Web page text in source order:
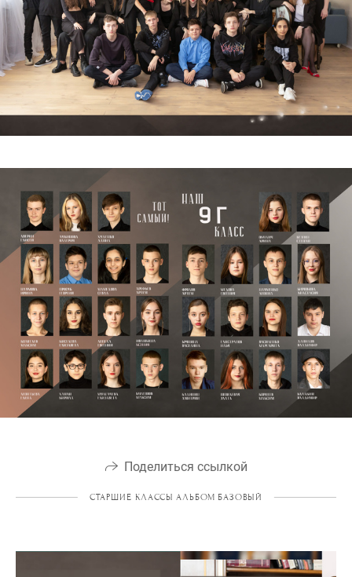
Поделиться ссылкой
СТАРШИЕ КЛАССЫ АЛЬБОМ БАЗОВЫЙ